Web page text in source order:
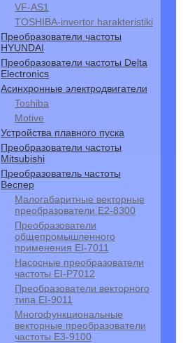
VF-АS1
TOSHIBA-invertor harakteristiki
Преобразователи частоты
HYUNDAI
Преобразователи частоты Delta
Electronics
Асинхронные электродвигатели
Toshiba
Motive
Устройства плавного пуска
Преобразователи частоты
Mitsubishi
Преобразователь частоты
Веспер
Малогабаритные векторные
преобразователи E2-8300
Преобразователи
общепромышленного
применения EI-7011
Насосные преобразователи
частоты EI-P7012
Преобразователи векторного
типа EI-9011
Многофункциональные
векторные преобразователи
частоты E3-9100